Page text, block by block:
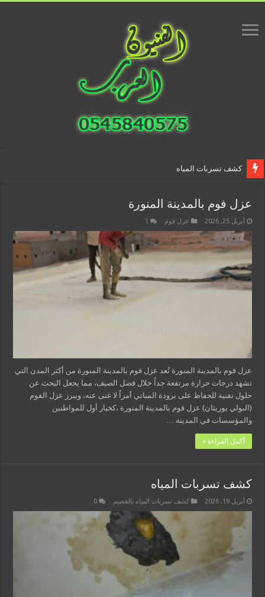
كشف تسربات المياه
عزل فوم بالمدينة المنورة
أبريل 25, 2026 عزل فوم 1
عزل فوم بالمدينة المنورة تُعد عزل فوم بالمدينة المنورة من أكثر المدن التي
تشهد درجات حرارة مرتفعة جداً خلال فصل الصيف، مما يجعل البحث عن
حلول تقنية للحفاظ على برودة المباني أمراً لا غنى عنه، ويبرز عزل الفوم
(البولي يوريثان) عزل فوم بالمدينة المنورة ،كخيار أول للمواطنين
والمؤسسات في المدينة …
أكمل القراءة »
كشف تسربات المياه
أبريل 19, 2026 كشف تسربات المياه بالقصيم 0